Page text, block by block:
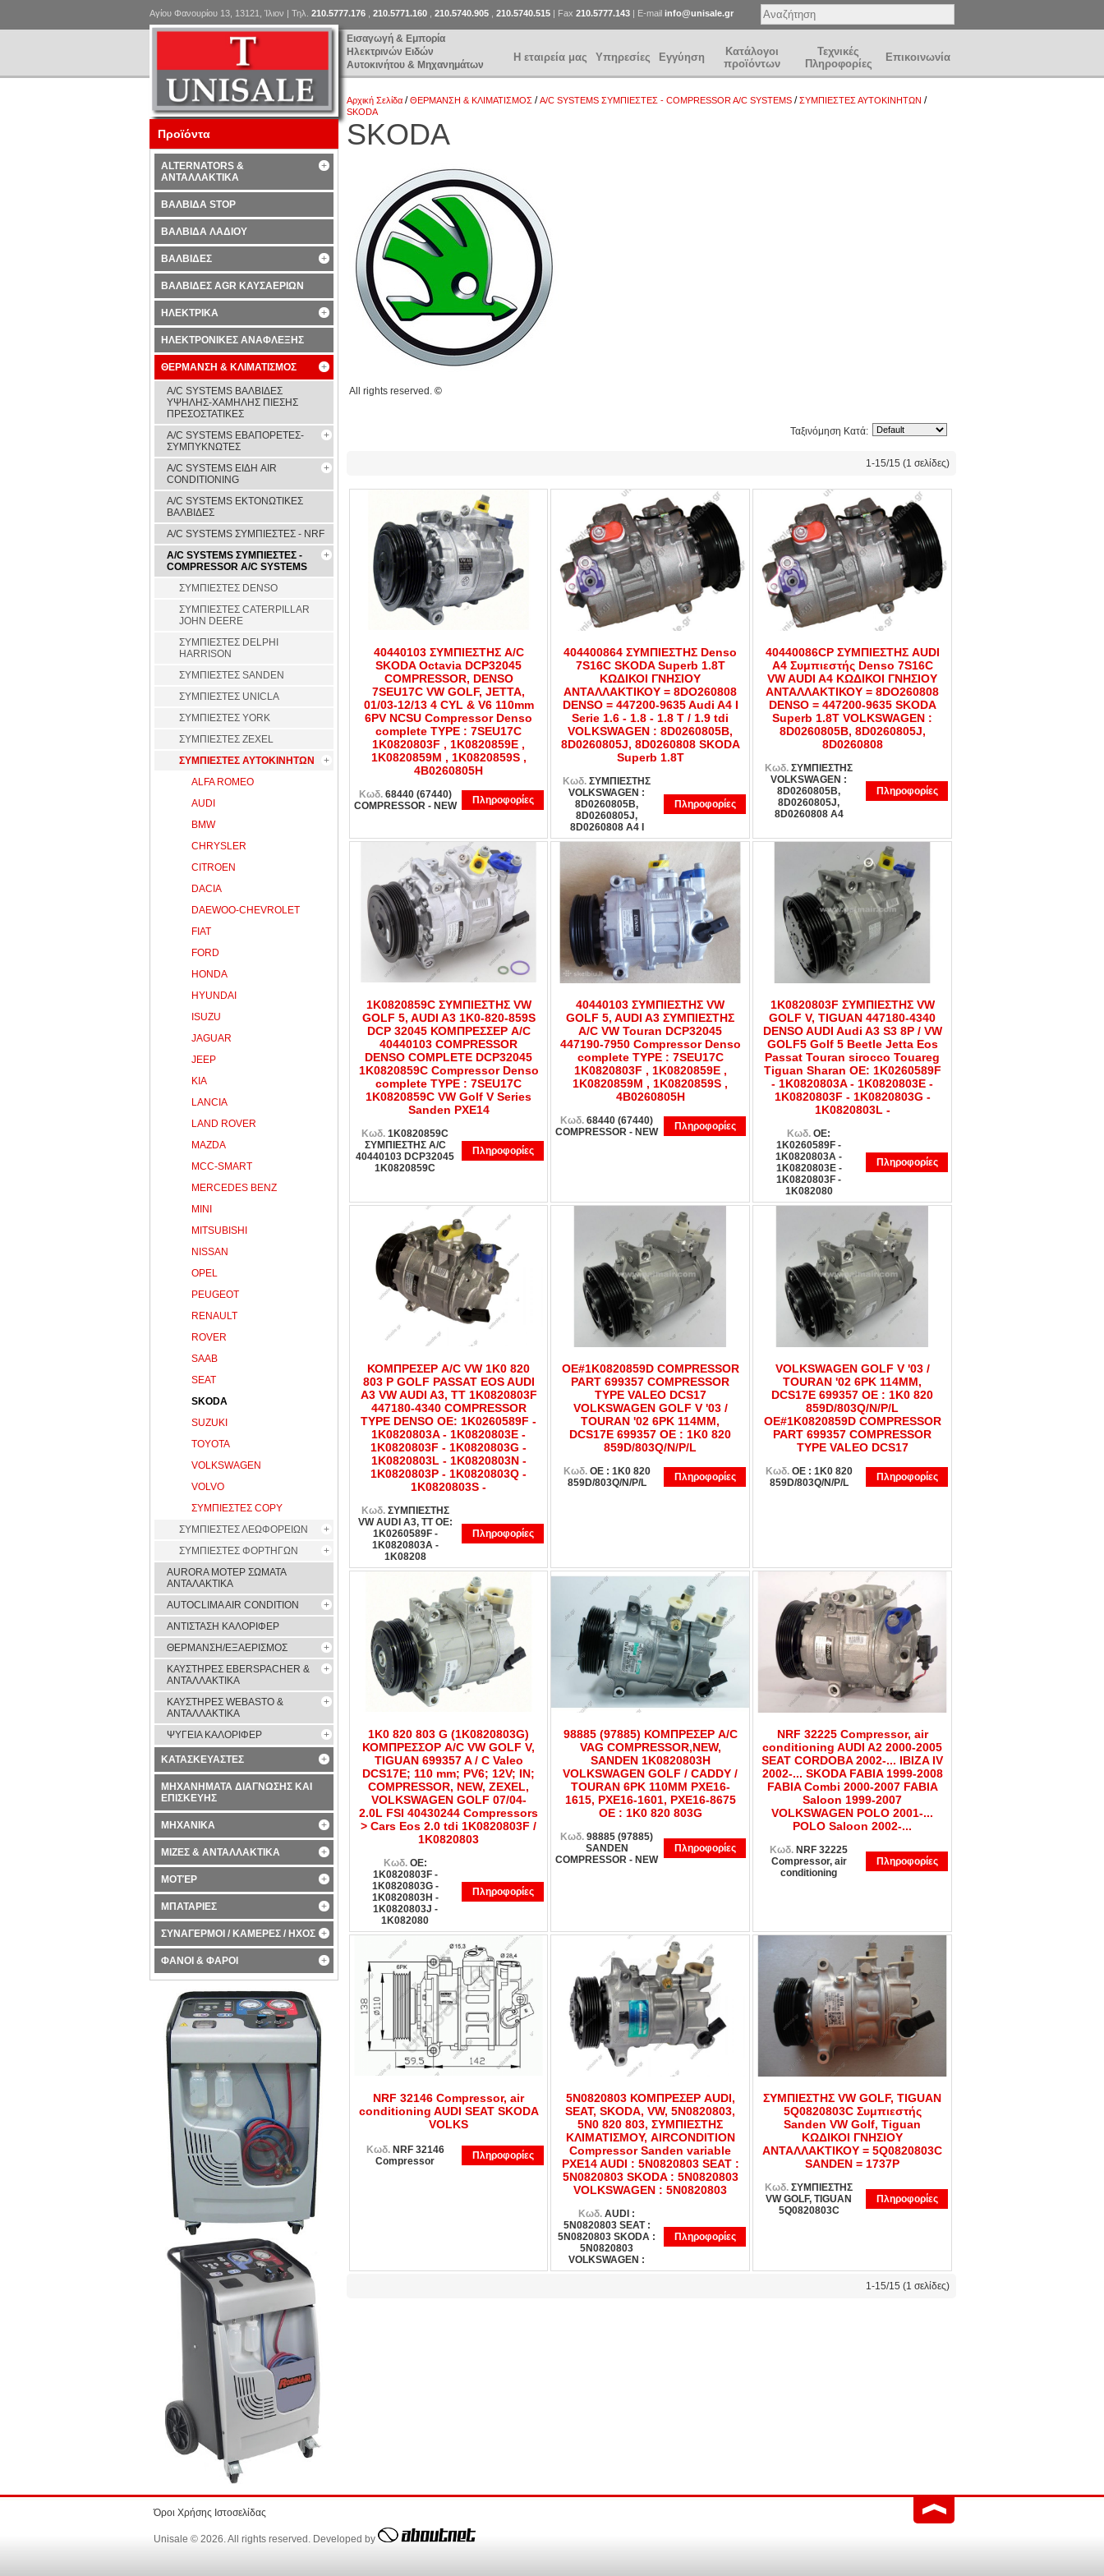
Εισαγωγή & Εμπορία
Ηλεκτρινών Ειδών
Αυτοκινήτου & Μηχανημάτων
Αγίου Φανουρίου 13, 13121, Ίλιον | Τηλ. 210.5777.176 210.5771.160 210.5740.905 210.5740.515 | Fax 210.5777.143 | E-mail info@unisale.gr
Η εταιρεία μας Υπηρεσίες Εγγύηση
Κατάλογοι
προϊόντων
Τεχνικές
Πληροφορίες
Επικοινωνία
Αρχική Σελίδα /ΘΕΡΜΑΝΣΗ & ΚΛΙΜΑΤΙΣΜΟΣ /A/C SYSTEMS ΣΥΜΠΙΕΣΤΕΣ - COMPRESSOR A/C SYSTEMS /ΣΥΜΠΙΕΣΤΕΣ ΑΥΤΟΚΙΝΗΤΩΝ /
SKODA
SKODA
All rights reserved. ©
Ταξινόμηση Κατά:
1-15/15 (1 σελίδες)
40440103 ΣΥΜΠΙΕΣΤΗΣ A/C
SKODA Octavia DCP32045
COMPRESSOR, DENSO
7SEU17C VW GOLF, JETTA,
01/03-12/13 4 CYL & V6 110mm
6PV NCSU Compressor Denso
complete TYPE : 7SEU17C
1K0820803F , 1K0820859E ,
1K0820859M , 1K0820859S ,
4B0260805H
Κωδ. 68440 (67440)
COMPRESSOR - NEW
Πληροφορίες
404400864 ΣΥΜΠΙΕΣΤΗΣ Denso
7S16C SKODA Superb 1.8T
ΚΩΔΙΚΟΙ ΓΝΗΣΙΟΥ
ΑΝΤΑΛΛΑΚΤΙΚΟΥ = 8DO260808
DENSO = 447200-9635 Audi A4 I
Serie 1.6 - 1.8 - 1.8 T / 1.9 tdi
VOLKSWAGEN : 8D0260805B,
8D0260805J, 8D0260808 SKODA
Superb 1.8T
Κωδ. ΣΥΜΠΙΕΣΤΗΣ
VOLKSWAGEN :
8D0260805B,
8D0260805J,
8D0260808 A4 I
Πληροφορίες
40440086CP ΣΥΜΠΙΕΣΤΗΣ AUDI
A4 Συμπιεστής Denso 7S16C
VW AUDI A4 ΚΩΔΙΚΟΙ ΓΝΗΣΙΟΥ
ΑΝΤΑΛΛΑΚΤΙΚΟΥ = 8DO260808
DENSO = 447200-9635 SKODA
Superb 1.8T VOLKSWAGEN :
8D0260805B, 8D0260805J,
8D0260808
Κωδ. ΣΥΜΠΙΕΣΤΗΣ
VOLKSWAGEN :
8D0260805B,
8D0260805J,
8D0260808 A4
Πληροφορίες
1K0820859C ΣΥΜΠΙΕΣΤΗΣ VW
GOLF 5, AUDI A3 1K0-820-859S
DCP 32045 ΚΟΜΠΡΕΣΣΕΡ A/C
40440103 COMPRESSOR
DENSO COMPLETE DCP32045
1K0820859C Compressor Denso
complete TYPE : 7SEU17C
1K0820859C VW Golf V Series
Sanden PXE14
Κωδ. 1K0820859C
ΣΥΜΠΙΕΣΤΗΣ A/C
40440103 DCP32045
1K0820859C
Πληροφορίες
40440103 ΣΥΜΠΙΕΣΤΗΣ VW
GOLF 5, AUDI A3 ΣΥΜΠΙΕΣΤΗΣ
A/C VW Touran DCP32045
447190-7950 Compressor Denso
complete TYPE : 7SEU17C
1K0820803F , 1K0820859E ,
1K0820859M , 1K0820859S ,
4B0260805H
Κωδ. 68440 (67440)
COMPRESSOR - NEW
Πληροφορίες
1K0820803F ΣΥΜΠΙΕΣΤΗΣ VW
GOLF V, TIGUAN 447180-4340
DENSO AUDI Audi A3 S3 8P / VW
GOLF5 Golf 5 Beetle Jetta Eos
Passat Touran sirocco Touareg
Tiguan Sharan OE: 1K0260589F
- 1K0820803A - 1K0820803E -
1K0820803F - 1K0820803G -
1K0820803L -
Κωδ. OE:
1K0260589F -
1K0820803A -
1K0820803E -
1K0820803F -
1K082080
Πληροφορίες
ΚΟΜΠΡΕΣΕΡ A/C VW 1K0 820
803 P GOLF PASSAT EOS AUDI
A3 VW AUDI A3, TT 1K0820803F
447180-4340 COMPRESSOR
TYPE DENSO OE: 1K0260589F -
1K0820803A - 1K0820803E -
1K0820803F - 1K0820803G -
1K0820803L - 1K0820803N -
1K0820803P - 1K0820803Q -
1K0820803S -
Κωδ. ΣΥΜΠΙΕΣΤΗΣ
VW AUDI A3, TT OE:
1K0260589F -
1K0820803A -
1K08208
Πληροφορίες
OE#1K0820859D COMPRESSOR
PART 699357 COMPRESSOR
TYPE VALEO DCS17
VOLKSWAGEN GOLF V '03 /
TOURAN '02 6PK 114MM,
DCS17E 699357 OE : 1K0 820
859D/803Q/N/P/L
Κωδ. OE : 1K0 820
859D/803Q/N/P/L
Πληροφορίες
VOLKSWAGEN GOLF V '03 /
TOURAN '02 6PK 114MM,
DCS17E 699357 OE : 1K0 820
859D/803Q/N/P/L
OE#1K0820859D COMPRESSOR
PART 699357 COMPRESSOR
TYPE VALEO DCS17
Κωδ. OE : 1K0 820
859D/803Q/N/P/L
Πληροφορίες
1K0 820 803 G (1K0820803G)
ΚΟΜΠΡΕΣΣΟΡ A/C VW GOLF V,
TIGUAN 699357 A / C Valeo
DCS17E; 110 mm; PV6; 12V; IN;
COMPRESSOR, NEW, ZEXEL,
VOLKSWAGEN GOLF 07/04-
2.0L FSI 40430244 Compressors
> Cars Eos 2.0 tdi 1K0820803F /
1K0820803
Κωδ. OE:
1K0820803F -
1K0820803G -
1K0820803H -
1K0820803J -
1K082080
Πληροφορίες
98885 (97885) ΚΟΜΠΡΕΣΕΡ A/C
VAG COMPRESSOR,NEW,
SANDEN 1K0820803H
VOLKSWAGEN GOLF / CADDY /
TOURAN 6PK 110MM PXE16-
1615, PXE16-1601, PXE16-8675
OE : 1K0 820 803G
Κωδ. 98885 (97885)
SANDEN
COMPRESSOR - NEW
Πληροφορίες
NRF 32225 Compressor, air
conditioning AUDI A2 2000-2005
SEAT CORDOBA 2002-... IBIZA IV
2002-... SKODA FABIA 1999-2008
FABIA Combi 2000-2007 FABIA
Saloon 1999-2007
VOLKSWAGEN POLO 2001-...
POLO Saloon 2002-...
Κωδ. NRF 32225
Compressor, air
conditioning
Πληροφορίες
NRF 32146 Compressor, air
conditioning AUDI SEAT SKODA
VOLKS
Κωδ. NRF 32146
Compressor
Πληροφορίες
5N0820803 ΚΟΜΠΡΕΣΕΡ AUDI,
SEAT, SKODA, VW, 5N0820803,
5N0 820 803, ΣΥΜΠΙΕΣΤΗΣ
ΚΛΙΜΑΤΙΣΜΟΥ, AIRCONDITION
Compressor Sanden variable
PXE14 AUDI : 5N0820803 SEAT :
5N0820803 SKODA : 5N0820803
VOLKSWAGEN : 5N0820803
Κωδ. AUDI :
5N0820803 SEAT :
5N0820803 SKODA :
5N0820803
VOLKSWAGEN :
Πληροφορίες
ΣΥΜΠΙΕΣΤΗΣ VW GOLF, TIGUAN
5Q0820803C Συμπιεστής
Sanden VW Golf, Tiguan
ΚΩΔΙΚΟΙ ΓΝΗΣΙΟΥ
ΑΝΤΑΛΛΑΚΤΙΚΟΥ = 5Q0820803C
SANDEN = 1737P
Κωδ. ΣΥΜΠΙΕΣΤΗΣ
VW GOLF, TIGUAN
5Q0820803C
Πληροφορίες
1-15/15 (1 σελίδες)
Προϊόντα
ALTERNATORS &
ΑΝΤΑΛΛΑΚΤΙΚΑ
ΒΑΛΒΙΔΑ STOP
ΒΑΛΒΙΔΑ ΛΑΔΙΟΥ
ΒΑΛΒΙΔΕΣ
ΒΑΛΒΙΔΕΣ AGR ΚΑΥΣΑΕΡΙΩΝ
ΗΛΕΚΤΡΙΚΑ
ΗΛΕΚΤΡΟΝΙΚΕΣ ΑΝΑΦΛΕΞΗΣ
ΘΕΡΜΑΝΣΗ & ΚΛΙΜΑΤΙΣΜΟΣ
A/C SYSTEMS ΒΑΛΒΙΔΕΣ
ΥΨΗΛΗΣ-ΧΑΜΗΛΗΣ ΠΙΕΣΗΣ
ΠΡΕΣΟΣΤΑΤΙΚΕΣ
A/C SYSTEMS ΕΒΑΠΟΡΕΤΕΣ-
ΣΥΜΠYΚΝΩΤΕΣ
A/C SYSTEMS ΕΙΔΗ AIR
CONDITIONING
A/C SYSTEMS ΕΚΤΟΝΩΤΙΚΕΣ
ΒΑΛΒΙΔΕΣ
A/C SYSTEMS ΣΥΜΠΙΕΣΤΕΣ - NRF
A/C SYSTEMS ΣΥΜΠΙΕΣΤΕΣ -
COMPRESSOR A/C SYSTEMS
ΣΥΜΠΙΕΣΤΕΣ DENSO
ΣΥΜΠΙΕΣΤΕΣ CATERPILLAR
JOHN DEERE
ΣΥΜΠΙΕΣΤΕΣ DELPHI
HARRISON
ΣΥΜΠΙΕΣΤΕΣ SANDEN
ΣΥΜΠΙΕΣΤΕΣ UNICLA
ΣΥΜΠΙΕΣΤΕΣ YORK
ΣΥΜΠΙΕΣΤΕΣ ZEXEL
ΣΥΜΠΙΕΣΤΕΣ ΑΥΤΟΚΙΝΗΤΩΝ
ALFA ROMEO
AUDI
BMW
CHRYSLER
CITROEN
DACIA
DAEWOO-CHEVROLET
FIAT
FORD
HONDA
HYUNDAI
ISUZU
JAGUAR
JEEP
KIA
LANCIA
LAND ROVER
MAZDA
MCC-SMART
MERCEDES BENZ
MINI
MITSUBISHI
NISSAN
OPEL
PEUGEOT
RENAULT
ROVER
SAAB
SEAT
SKODA
SUZUKI
TOYOTA
VOLKSWAGEN
VOLVO
ΣΥΜΠΙΕΣΤΕΣ COPY
ΣΥΜΠΙΕΣΤΕΣ ΛΕΩΦΟΡΕΙΩΝ
ΣΥΜΠΙΕΣΤΕΣ ΦΟΡΤΗΓΩΝ
AURORA ΜΟΤΕΡ ΣΩΜΑΤΑ
ΑΝΤΑΛΑΚΤΙΚΑ
AUTOCLIMA AIR CONDITION
ΑΝΤΙΣΤΑΣΗ ΚΑΛΟΡΙΦΕΡ
ΘΕΡΜΑΝΣΗ/ΕΞΑΕΡΙΣΜΟΣ
ΚΑΥΣΤΗΡΕΣ EBERSPACHER &
ΑΝΤΑΛΛΑΚΤΙΚΑ
ΚΑΥΣΤΗΡΕΣ WEBASTO &
ΑΝΤΑΛΛΑΚΤΙΚΑ
ΨΥΓΕΙΑ ΚΑΛΟΡΙΦΕΡ
ΚΑΤΑΣΚΕΥΑΣΤΕΣ
ΜΗΧΑΝΗΜΑΤΑ ΔΙΑΓΝΩΣΗΣ ΚΑΙ
ΕΠΙΣΚΕΥΗΣ
ΜΗΧΑΝΙΚΑ
ΜΙΖΕΣ & ΑΝΤΑΛΛΑΚΤΙΚΑ
ΜΟΤΈΡ
ΜΠΑΤΑΡΙΕΣ
ΣΥΝΑΓΕΡΜΟΙ / ΚΑΜΕΡΕΣ / ΗΧΟΣ
ΦΑΝΟΙ & ΦΑΡΟΙ
Όροι Χρήσης Ιστοσελίδας
Unisale © 2026. All rights reserved. Developed by